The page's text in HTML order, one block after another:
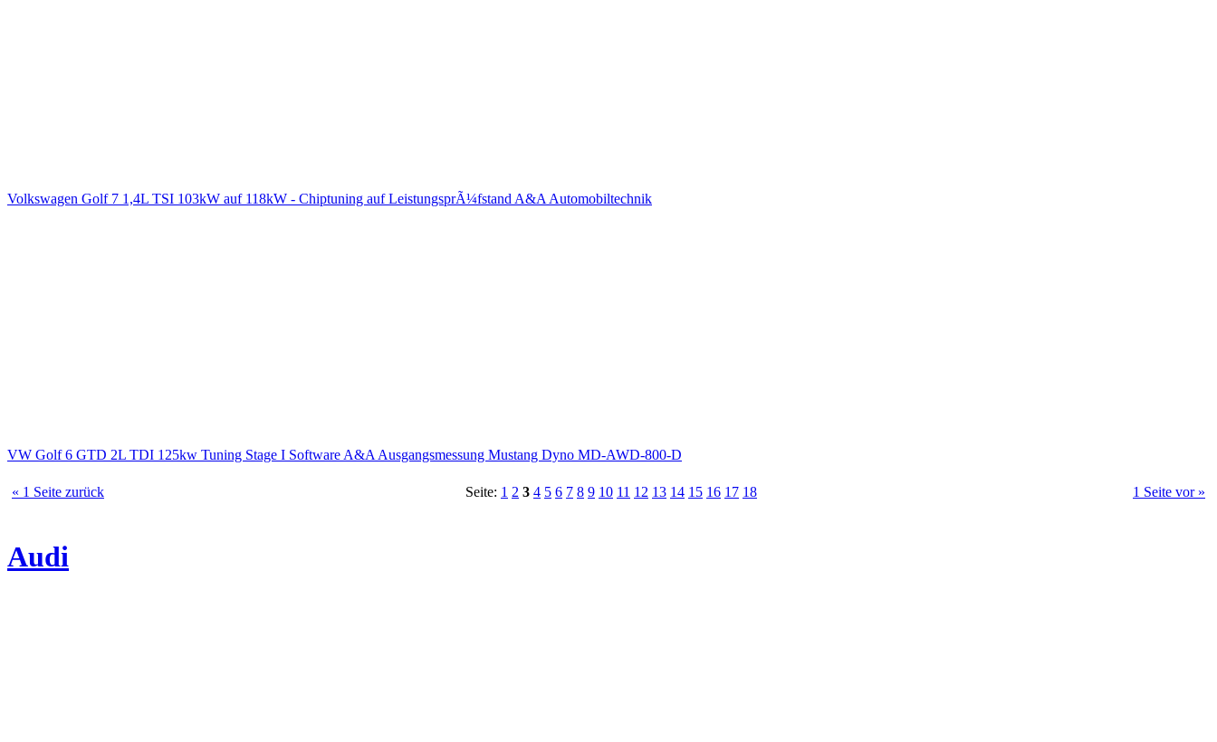
Volkswagen Golf 7 1,4L TSI 103kW auf 118kW - Chiptuning auf LeistungsprÃ¼fstand A&A Automobiltechnik
VW Golf 6 GTD 2L TDI 125kw Tuning Stage I Software A&A Ausgangsmessung Mustang Dyno MD-AWD-800-D
« 1 Seite zurück Seite: 1 2 3 4 5 6 7 8 9 10 11 12 13 14 15 16 17 18 1 Seite vor »
Audi